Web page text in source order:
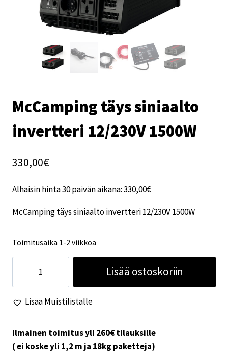
McCamping täys siniaalto
invertteri 12/230V 1500W
330,00€
Alhaisin hinta 30 päivän aikana:330,00€
McCamping täys siniaalto invertteri 12/230V 1500W
Toimitusaika 1-2 viikkoa
siniaalto
invertteri
1500W
määrä
Lisää ostoskoriin
Lisää Muistilistalle
Ilmainen toimitus yli 260€ tilauksille
( ei koske yli 1,2 m ja 18kg paketteja)